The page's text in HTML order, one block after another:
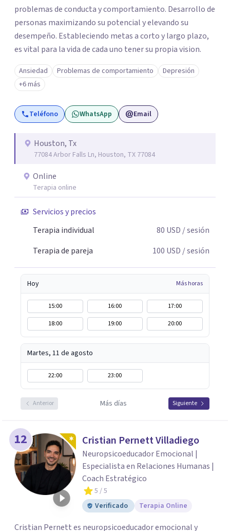
problemas de conducta y comportamiento. Desarrollo de
personas maximizando su potencial y elevando su
desempeño. Estableciendo metas a corto y largo plazo,
es vital para la vida de cada uno tener su propia vision.
Ansiedad Problemas de comportamiento
Depresión
+6 más
Teléfono WhatsApp Email
Houston, Tx
77084 Arbor Falls Ln, Houston, TX 77084
Online
Terapia online
Servicios y precios
Terapia individual
80 USD / sesión
Terapia de pareja
100 USD / sesión
Hoy Más horas
15:00 16:00
17:00
18:00
19:00 20:00
Martes, 11 de agosto
22:00 23:00
Anterior Más días Siguiente
12 Cristian Pernett Villadiego
Neuropsicoeducador Emocional |
Especialista en Relaciones Humanas |
Coach Estratégico
5 / 5
Verificado
Terapia Online
Cristian Pernett es neuropsicoeducador emocional y